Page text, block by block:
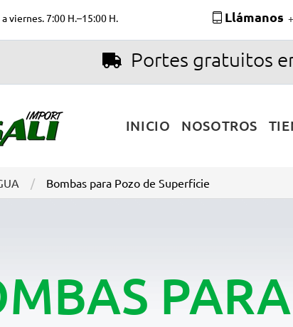
a viernes. 7:00 H.–15:00 H. Llámanos
Portes gratuitos
INICIO NOSOTROS
Bombas para Pozo de Superficie